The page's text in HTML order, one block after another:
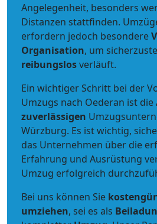
Angelegenheit, besonders
Distanzen stattfinden.
erfordern jedoch besondere
Organisation, um
reibungslosverläuft.
Ein wichtiger Schritt bei der
Umzugs nach Oederan ist die
zuverlässigen
Würzburg. Es ist wichtig,
das Unternehmen über die
Erfahrung und Ausrüstung
Umzug erfolgreich
Bei uns können Sie
umziehen, sei es als